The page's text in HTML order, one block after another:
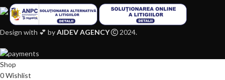
Design with 💕 byAIDEV AGENCY 2024.
Shop
0Wishlist